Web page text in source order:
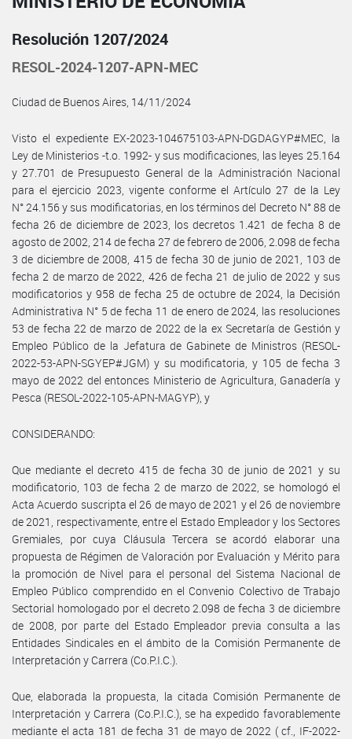
Resolución 1207/2024
RESOL-2024-1207-APN-MEC
Ciudad de Buenos Aires, 14/11/2024
Visto el expediente EX-2023-104675103-APN-DGDAGYP#MEC, la
Ley de Ministerios -t.o. 1992- y sus modificaciones, las leyes 25.164
y 27.701 de Presupuesto General de la Administración Nacional
para el ejercicio 2023, vigente conforme el Artículo 27 de la Ley
N° 24.156 y sus modificatorias, en los términos del Decreto N° 88 de
fecha 26 de diciembre de 2023, los decretos 1.421 de fecha 8 de
agosto de 2002, 214 de fecha 27 de febrero de 2006, 2.098 de fecha
3 de diciembre de 2008, 415 de fecha 30 de junio de 2021, 103 de
fecha 2 de marzo de 2022, 426 de fecha 21 de julio de 2022 y sus
modificatorios y 958 de fecha 25 de octubre de 2024, la Decisión
Administrativa N° 5 de fecha 11 de enero de 2024, las resoluciones
53 de fecha 22 de marzo de 2022 de la ex Secretaría de Gestión y
Empleo Público de la Jefatura de Gabinete de Ministros (RESOL-
2022-53-APN-SGYEP#JGM) y su modificatoria, y 105 de fecha 3
mayo de 2022 del entonces Ministerio de Agricultura, Ganadería y
Pesca (RESOL-2022-105-APN-MAGYP), y
CONSIDERANDO:
Que mediante el decreto 415 de fecha 30 de junio de 2021 y su
modificatorio, 103 de fecha 2 de marzo de 2022, se homologó el
Acta Acuerdo suscripta el 26 de mayo de 2021 y el 26 de noviembre
de 2021, respectivamente, entre el Estado Empleador y los Sectores
Gremiales, por cuya Cláusula Tercera se acordó elaborar una
propuesta de Régimen de Valoración por Evaluación y Mérito para
la promoción de Nivel para el personal del Sistema Nacional de
Empleo Público comprendido en el Convenio Colectivo de Trabajo
Sectorial homologado por el decreto 2.098 de fecha 3 de diciembre
de 2008, por parte del Estado Empleador previa consulta a las
Entidades Sindicales en el ámbito de la Comisión Permanente de
Interpretación y Carrera (Co.P.I.C.).
Que, elaborada la propuesta, la citada Comisión Permanente de
Interpretación y Carrera (Co.P.I.C.), se ha expedido favorablemente
mediante el acta 181 de fecha 31 de mayo de 2022 ( cf., IF-2022-